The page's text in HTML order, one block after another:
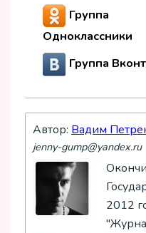
Группа
Одноклассники
Группа
Автор: Вадим
jenny-gump@yandex.ru
2012